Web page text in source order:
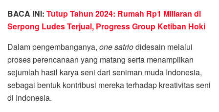
BACA INI: Tutup Tahun 2024: Rumah Rp1 Miliaran di
Serpong Ludes Terjual, Progress Group Ketiban Hoki
Dalam pengembanganya, one satriodidesain melalui
proses perencanaan yang matang serta menampilkan
sejumlah hasil karya seni dari seniman muda Indonesia,
sebagai bentuk kontribusi mereka terhadap kreativitas seni
di Indonesia.